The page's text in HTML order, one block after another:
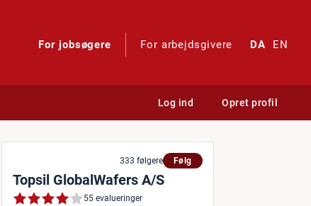
For jobsøgere For arbejdsgivere DA EN
Log ind Opret profil
333 følgere Følg
Topsil GlobalWafers A/S
55 evalueringer